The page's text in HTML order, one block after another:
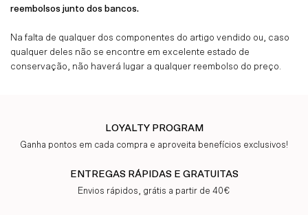
reembolsos junto dos bancos.
Na falta de qualquer dos componentes do artigo vendido ou, caso
qualquer deles não se encontre em excelente estado de
conservação, não haverá lugar a qualquer reembolso do preço.
LOYALTY PROGRAM
Ganha pontos em cada compra e aproveita benefícios exclusivos!
ENTREGAS RÁPIDAS E GRATUITAS
Envios rápidos, grátis a partir de 40€